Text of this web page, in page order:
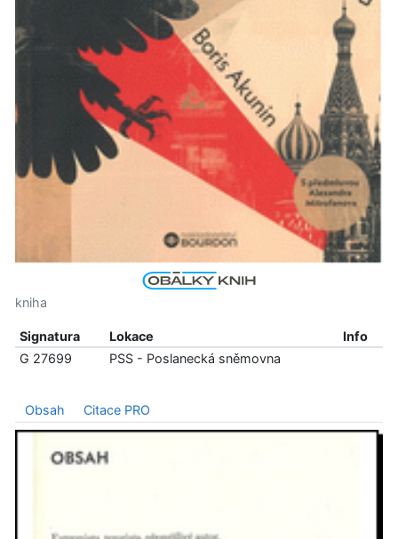
kniha
Signatura Lokace
Info
G 27699
PSS - Poslanecká sněmovna
Obsah Citace PRO